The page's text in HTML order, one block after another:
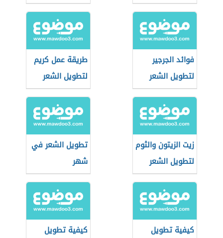
فوائد الجرجير
لتطويل الشعر
طريقة عمل كريم
لتطويل الشعر
زيت الزيتون والثوم
لتطويل الشعر
تطويل الشعر في
شهر
كيفية تطويل
كيفية تطويل